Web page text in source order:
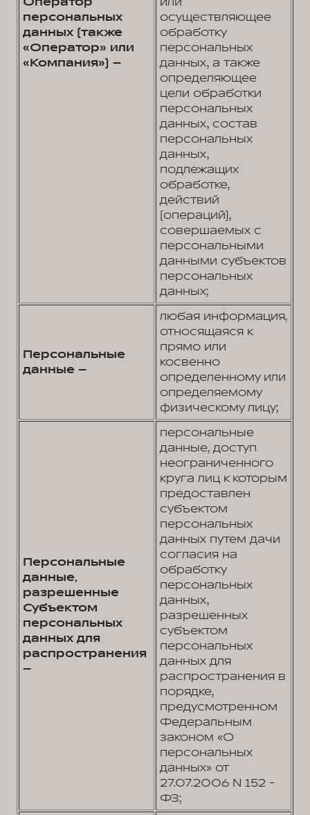
персональных
данных (также
«Оператор» или
«Компания») –
осуществляющее
обработку
персональных
данных, а также
определяющее
цели обработки
персональных
данных, состав
персональных
данных,
подлежащих
обработке,
действий
(операций),
совершаемых с
персональными
данными субъектов
персональных
данных;
Персональные
данные –
любая информация,
относящаяся к
прямо или
косвенно
определенному или
определяемому
физическому лицу;
Персональные
данные,
разрешенные
Субъектом
персональных
данных для
распространения
–
персональные
данные, доступ
неограниченного
круга лиц к которым
предоставлен
субъектом
персональных
данных путем дачи
согласия на
обработку
персональных
данных,
разрешенных
субъектом
персональных
данных для
распространения в
порядке,
предусмотренном
Федеральным
законом «О
персональных
данных» от
27.07.2006 N 152 -
ФЗ;